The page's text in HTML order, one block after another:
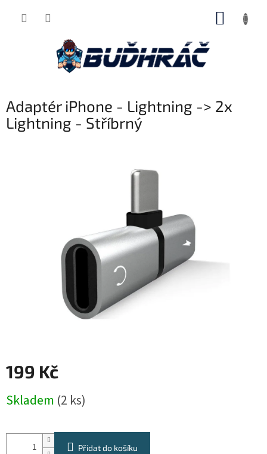
Adaptér iPhone - Lightning -> 2x
Lightning - Stříbrný
199 Kč
cena:
Skladem (2 ks)
Přidat do košíku